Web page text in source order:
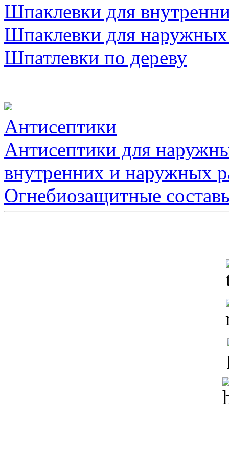
Шпаклевки для
Шпаклевки для наружных
Шпатлевки по дереву
Антисептики
Антисептики для
внутренних и наружных
Огнебиозащитные